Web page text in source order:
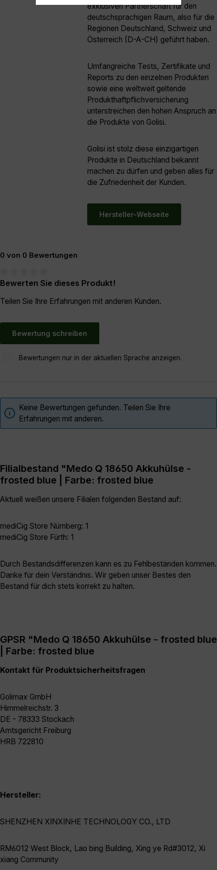
exklusiven Partnerschaft für den
deutschsprachigen Raum, also für die
Regionen Deutschland, Schweiz und
Österreich (D-A-CH) geführt haben.
Umfangreiche Tests, Zertifikate und
Reports zu den einzelnen Produkten
sowie eine weltweit geltende
Produkthaftpflichversicherung
unterstreichen den hohen Anspruch an
die Produkte von Golisi.
Golisi ist stolz diese einzigartigen
Produkte in Deutschland bekannt
machen zu dürfen und geben alles für
die Zufriedenheit der Kunden.
Hersteller-Webseite
0 von 0 Bewertungen
Durchschnittliche Bewertung von 0 von 5 Sternen
Bewerten Sie dieses Produkt!
Teilen Sie Ihre Erfahrungen mit anderen Kunden.
Bewertung schreiben
Bewertungen nur in der aktuellen Sprache anzeigen.
Keine Bewertungen gefunden. Teilen Sie Ihre
Erfahrungen mit anderen.
Filialbestand "Medo Q 18650 Akkuhülse -
frosted blue | Farbe: frosted blue
Aktuell weißen unsere Filialen folgenden Bestand auf:
mediCig Store Nürnberg: 1
mediCig Store Fürth: 1
Durch Bestandsdifferenzen kann es zu Fehlbeständen kommen.
Danke für dein Verständnis. Wir geben unser Bestes den
Bestand für dich stets korrekt zu halten.
GPSR "Medo Q 18650 Akkuhülse - frosted blue
| Farbe: frosted blue
Kontakt für Produktsicherheitsfragen
Golimax GmbH
Himmelreichstr. 3
DE - 78333 Stockach
Amtsgericht Freiburg
HRB 722810
Hersteller:
SHENZHEN XINXINHE TECHNOLOGY CO., LTD
RM6012 West Block, Lao bing Building, Xing ye Rd#3012, Xi
xiang Community